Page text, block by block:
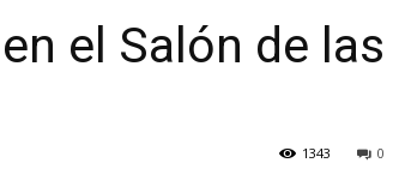
Vinos
el Salón de las
0
1343